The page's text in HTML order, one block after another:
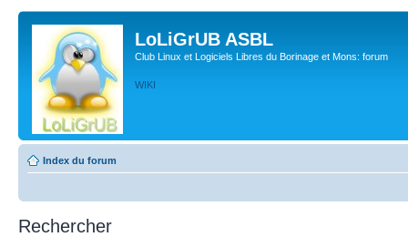
LoLiGrUB ASBL
Club Linux et Logiciels Libres du Borinage et Mons: forum
WIKI
Index du forum
Rechercher